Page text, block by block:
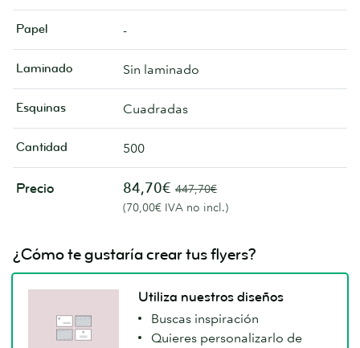
Papel -
Laminado Sin laminado
Esquinas Cuadradas
Cantidad 500
Precio 84,70€ 447,70€
(70,00€ IVA no incl.)
¿Cómo te gustaría crear tus flyers?
Utiliza nuestros diseños
Buscas inspiración
Quieres personalizarlo de